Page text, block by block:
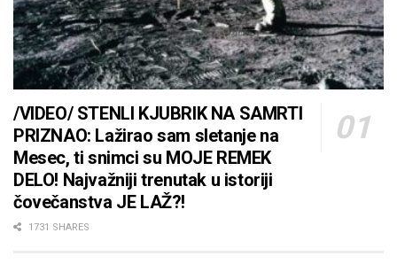
/VIDEO/ STENLI KJUBRIK NA SAMRTI
PRIZNAO: Lažirao sam sletanje na
Mesec, ti snimci su MOJE REMEK
DELO! Najvažniji trenutak u istoriji
čovečanstva JE LAŽ?!
1731 SHARES